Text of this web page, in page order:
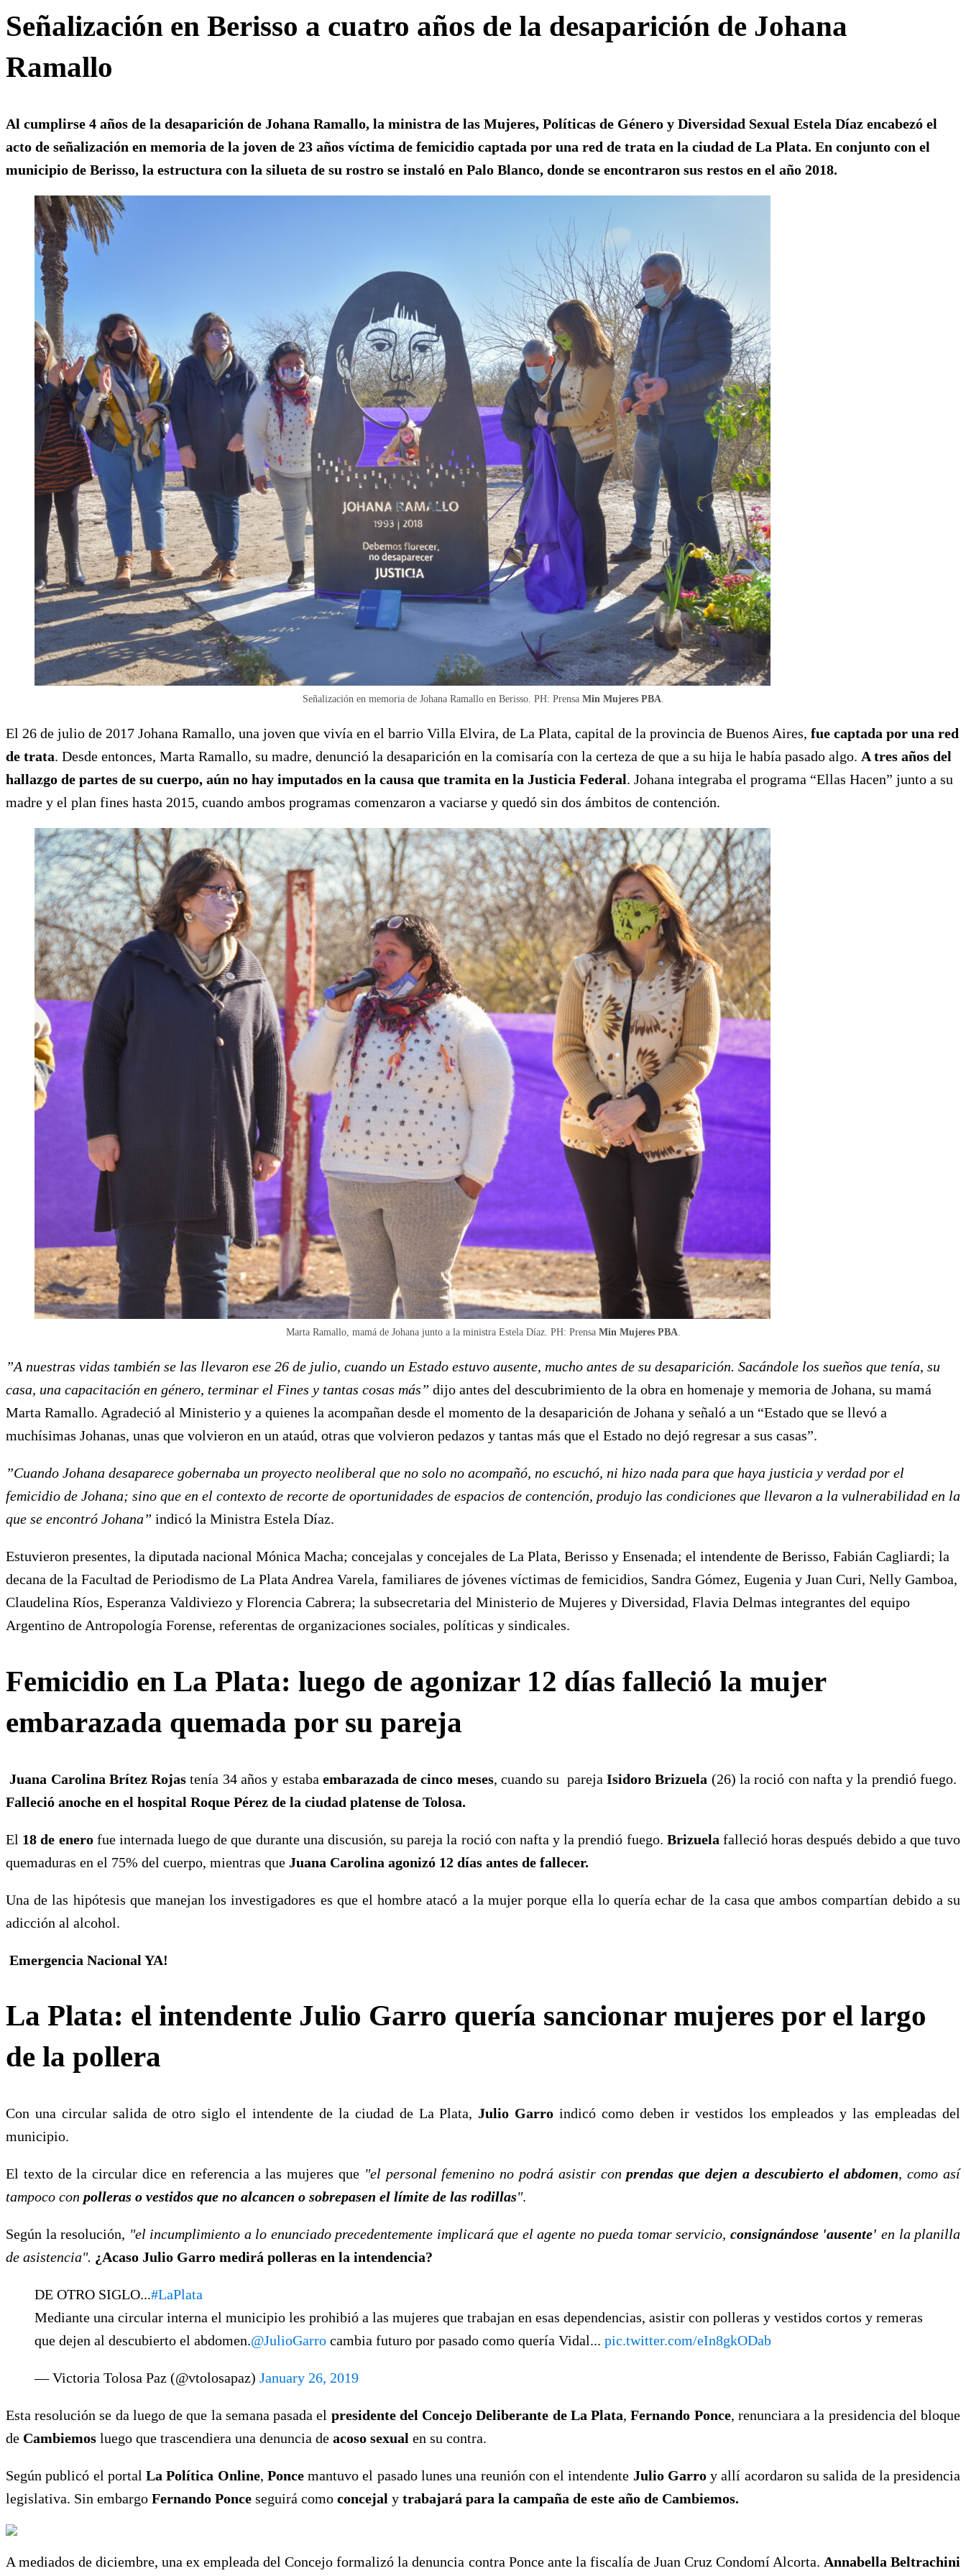
Señalización en Berisso a cuatro años de la desaparición de Johana
Ramallo
Al cumplirse 4 años de la desaparición de Johana Ramallo, la ministra de las Mujeres, Políticas de Género y Diversidad Sexual Estela Díaz encabezó el
acto de señalización en memoria de la joven de 23 años víctima de femicidio captada por una red de trata en la ciudad de La Plata. En conjunto con el
municipio de Berisso, la estructura con la silueta de su rostro se instaló en Palo Blanco, donde se encontraron sus restos en el año 2018.
Señalización en memoria de Johana Ramallo en Berisso. PH: Prensa Min Mujeres PBA
El 26 de julio de 2017 Johana Ramallo, una joven que vivía en el barrio Villa Elvira, de La Plata, capital de la provincia de Buenos Aires, fue captada por una red
de trata. Desde entonces, Marta Ramallo, su madre, denunció la desaparición en la comisaría con la certeza de que a su hija le había pasado algo. A tres años del
hallazgo de partes de su cuerpo, aún no hay imputados en la causa que tramita en la Justicia Federal. Johana integraba el programa “Ellas Hacen” junto a su
madre y el plan fines hasta 2015, cuando ambos programas comenzaron a vaciarse y quedó sin dos ámbitos de contención.
Marta Ramallo, mamá de Johana junto a la ministra Estela Díaz. PH: Prensa Min Mujeres PBA
”A nuestras vidas también se las llevaron ese 26 de julio, cuando un Estado estuvo ausente, mucho antes de su desaparición. Sacándole los sueños que tenía, su
casa, una capacitación en género, terminar el Fines y tantas cosas más” dijo antes del descubrimiento de la obra en homenaje y memoria de Johana, su mamá
Marta Ramallo. Agradeció al Ministerio y a quienes la acompañan desde el momento de la desaparición de Johana y señaló a un “Estado que se llevó a
muchísimas Johanas, unas que volvieron en un ataúd, otras que volvieron pedazos y tantas más que el Estado no dejó regresar a sus casas”.
”Cuando Johana desaparece gobernaba un proyecto neoliberal que no solo no acompañó, no escuchó, ni hizo nada para que haya justicia y verdad por el
femicidio de Johana; sino que en el contexto de recorte de oportunidades de espacios de contención, produjo las condiciones que llevaron a la vulnerabilidad en la
que se encontró Johana” indicó la Ministra Estela Díaz.
Estuvieron presentes, la diputada nacional Mónica Macha; concejalas y concejales de La Plata, Berisso y Ensenada; el intendente de Berisso, Fabián Cagliardi; la
decana de la Facultad de Periodismo de La Plata Andrea Varela, familiares de jóvenes víctimas de femicidios, Sandra Gómez, Eugenia y Juan Curi, Nelly Gamboa,
Claudelina Ríos, Esperanza Valdiviezo y Florencia Cabrera; la subsecretaria del Ministerio de Mujeres y Diversidad, Flavia Delmas integrantes del equipo
Argentino de Antropología Forense, referentas de organizaciones sociales, políticas y sindicales.
Femicidio en La Plata: luego de agonizar 12 días falleció la mujer
embarazada quemada por su pareja
Juana Carolina Brítez Rojas tenía 34 años y estaba embarazada de cinco meses, cuando su parejaIsidoro Brizuela (26) la roció con nafta y la prendió fuego.
Falleció anoche en el hospital Roque Pérez de la ciudad platense de Tolosa.
El 18 de enerofue internada luego de que durante una discusión, su pareja la roció con nafta y la prendió fuego. Brizuela falleció horas después debido a que tuvo
quemaduras en el 75% del cuerpo, mientras que Juana Carolina agonizó 12 días antes de fallecer.
Una de las hipótesis que manejan los investigadores es que el hombre atacó a la mujer porque ella lo quería echar de la casa que ambos compartían debido a su
adicción al alcohol.
Emergencia Nacional YA!
La Plata: el intendente Julio Garro quería sancionar mujeres por el largo
de la pollera
Con una circular salida de otro siglo el intendente de la ciudad de La Plata,Julio Garro indicó como deben ir vestidos los empleados y las empleadas del
municipio.
El texto de la circular dice en referencia a las mujeres que "el personal femenino no podrá asistir con prendas que dejen a descubierto el abdomen, como así
tampoco con polleras o vestidos que no alcancen o sobrepasen el límite de las rodillas".
Según la resolución, "el incumplimiento a lo enunciado precedentemente implicará que el agente no pueda tomar servicio, consignándose 'ausente' en la planilla
de asistencia". ¿Acaso Julio Garro medirá polleras en la intendencia?
DE OTRO SIGLO...#LaPlata
Mediante una circular interna el municipio les prohibió a las mujeres que trabajan en esas dependencias, asistir con polleras y vestidos cortos y remeras
que dejen al descubierto el abdomen.@JulioGarro cambia futuro por pasado como quería Vidal... pic.twitter.com/eIn8gkODab
— Victoria Tolosa Paz (@vtolosapaz) January 26, 2019
Esta resolución se da luego de que la semana pasada el presidente del Concejo Deliberante de La Plata,Fernando Ponce, renunciara a la presidencia del bloque
de Cambiemos luego que trascendiera una denuncia de acoso sexual en su contra.
Según publicó el portalLa Política Online, Poncemantuvo el pasado lunes una reunión con el intendente Julio Garroy allí acordaron su salida de la presidencia
legislativa. Sin embargo Fernando Ponce seguirá como concejal y trabajará para la campaña de este año de Cambiemos.
A mediados de diciembre, una ex empleada del Concejo formalizó la denuncia contra Ponce ante la fiscalía de Juan Cruz Condomí Alcorta. Annabella Beltrachini